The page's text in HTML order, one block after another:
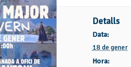
Detalls
Data:
18 de gener
Hora: